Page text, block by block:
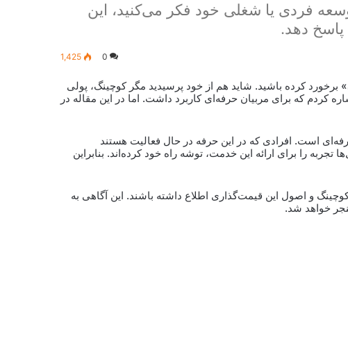
فردی یا شغلی خود فکر می‌کنید، این
پاسخ دهد.
0
1,425
برخورد کرده باشید. شاید هم از خود پرسیدید مگر کوچینگ، پولی
کردم که برای مربیان حرفه‌ای کاربرد داشت. اما در این مقاله در
است. افرادی که در این حرفه در حال فعالیت هستند
را برای ارائه این خدمت، توشه راه خود کرده‌اند. بنابراین
و اصول این قیمت‌گذاری اطلاع داشته باشند. این آگاهی به
خواهد شد.